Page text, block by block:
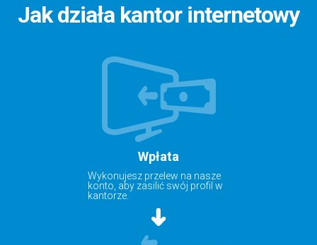
Jak działa kantor internetowy
Wpłata
Wykonujesz przelew na nasze
konto, aby zasilić swój profil w
kantorze.